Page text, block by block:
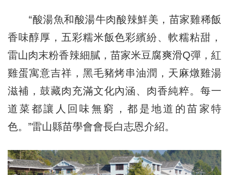
“酸湯魚和酸湯牛肉酸辣鮮美，苗家雞稀飯
香味醇厚，五彩糯米飯色彩繽紛、軟糯粘甜，
雷山肉末粉香辣細膩，苗家米豆腐爽滑Q彈，紅
雞蛋寓意吉祥，黑毛豬烤串油潤，天麻燉雞湯
滋補，鼓藏肉充滿文化內涵、肉香純粹。每一
道菜都讓人回味無窮，都是地道的苗家特
色。”雷山縣苗學會會長白志恩介紹。